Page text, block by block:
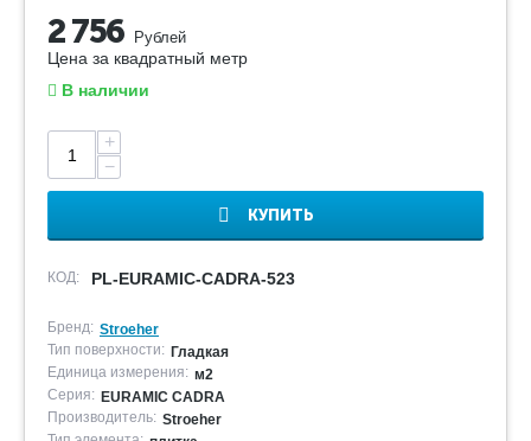
2 756 Рублей
Цена за квадратный метр
В наличии
+
−
КУПИТЬ
КОД: PL-EURAMIC-CADRA-523
Бренд: Stroeher
Тип поверхности: Гладкая
Единица измерения: м2
Серия: EURAMIC CADRA
Производитель: Stroeher